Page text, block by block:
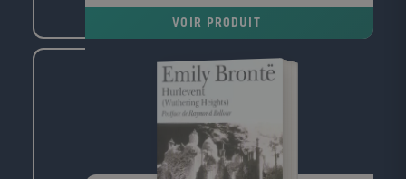
VOIR PRODUIT